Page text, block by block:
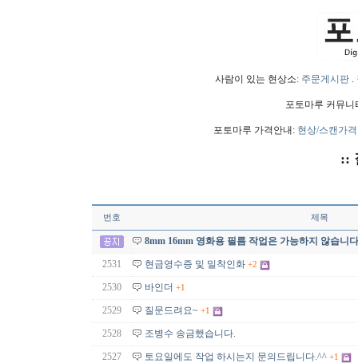
사람이 있는 현상소: 주문게시판.
포토마루 커뮤
포토마루 가격안내: 현상/스캔가격
::
번호 제목
8mm 16mm 영화용 필름 작업은 가능하지 않습니
2531 현금영수증 및 밀착인화 +2
2530 바인더 +1
2529 질문드려요~ +1
2528 조병수 송금했습니다.
2527 토요일에도 작업 하시는지 문의드립니다.^^ +1